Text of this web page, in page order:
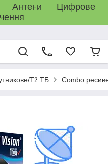
Антени Цифрове
Т2 ТБ Combo